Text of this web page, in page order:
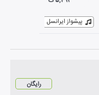
پیشواز ایرانسل
رایگان